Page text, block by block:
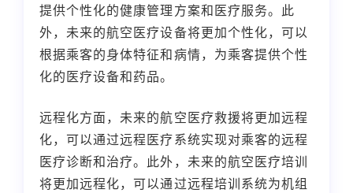
提供个性化的健康管理方案和医疗服务。此
外，未来的航空医疗设备将更加个性化，可以
根据乘客的身体特征和病情，为乘客提供个性
化的医疗设备和药品。
远程化方面，未来的航空医疗救援将更加远程
化，可以通过远程医疗系统实现对乘客的远程
医疗诊断和治疗。此外，未来的航空医疗培训
将更加远程化，可以通过远程培训系统为机组